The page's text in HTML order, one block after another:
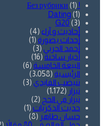
! Без рубрики
(1)
Dating (1)
G20 (3)
أحاديث و آراء (4)
أحداث بصورة (1)
أحمد الحربي (3)
أخبار ساخنة (16)
البيعة الخامسة (6)
الرئيسية (3٬058)
تنيضب الفايدي (3)
تيزار (1٬172)
تيزار في الحج (2)
حديث الذكريات (1)
حسان طاهر (8)